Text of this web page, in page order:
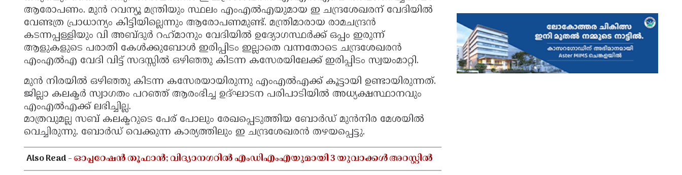
ആരോപണം. മുൻ റവന്യൂ മന്ത്രിയും സ്ഥലം എംഎൽഎയുമായ ഇ ചന്ദ്രശേഖരന് വേദിയിൽ
വേണ്ടത്ര പ്രാധാന്യം കിട്ടിയില്ലെന്നും ആരോപണമുണ്ട്. മന്ത്രിമാരായ രാമചന്ദ്രൻ
കടന്നപ്പള്ളിയും വി അബ്ദുർ റഹ്‌മാനും വേദിയിൽ ഉദ്യോഗസ്ഥർക്ക്‌ ഒപ്പം ഇരുന്ന്
ആളുകളുടെ പരാതി കേൾക്കുബോൾ ഇരിപ്പിടം ഇല്ലാതെ വന്നതോടെ ചന്ദ്രശേഖരൻ
എംഎൽഎ വേദി വിട്ട് സദസ്സിൽ ഒഴിഞ്ഞു കിടന്ന കസേരയിലേക്ക് ഇരിപ്പിടം സ്വയംമാറ്റി.
മുൻ നിരയിൽ ഒഴിഞ്ഞു കിടന്ന കസേരയായിരുന്നു എംഎൽഎക്ക്‌ കൂട്ടായി ഉണ്ടായിരുന്നത്.
ജില്ലാ കലക്ടർ സ്വാഗതം പറഞ്ഞ് ആരംഭിച്ച ഉദ്‌ഘാടന പരിപാടിയിൽ അധ്യക്ഷസ്ഥാനവും
എംഎൽഎക്ക്‌ ലഭിച്ചില്ല.
മാത്രവുമല്ല സബ് കലക്ടറുടെ പേര് പോലും രേഖപ്പെടുത്തിയ ബോർഡ് മുൻനിര മേശയിൽ
വെച്ചിരുന്നു. ബോർഡ് വെക്കുന്ന കാര്യത്തിലും ഇ ചന്ദ്രശേഖരൻ തഴയപ്പെട്ടു.
Also Read -ഓപ്പറേഷൻ തൂഫാൻ; വിദ്യാനഗറിൽ എംഡിഎംഎയുമായി 3 യുവാക്കൾ അറസ്റ്റിൽ